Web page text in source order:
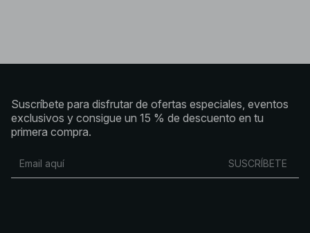
Suscríbete para disfrutar de ofertas especiales, eventos
exclusivos y consigue un 15 % de descuento en tu
primera compra.
SUSCRÍBETE